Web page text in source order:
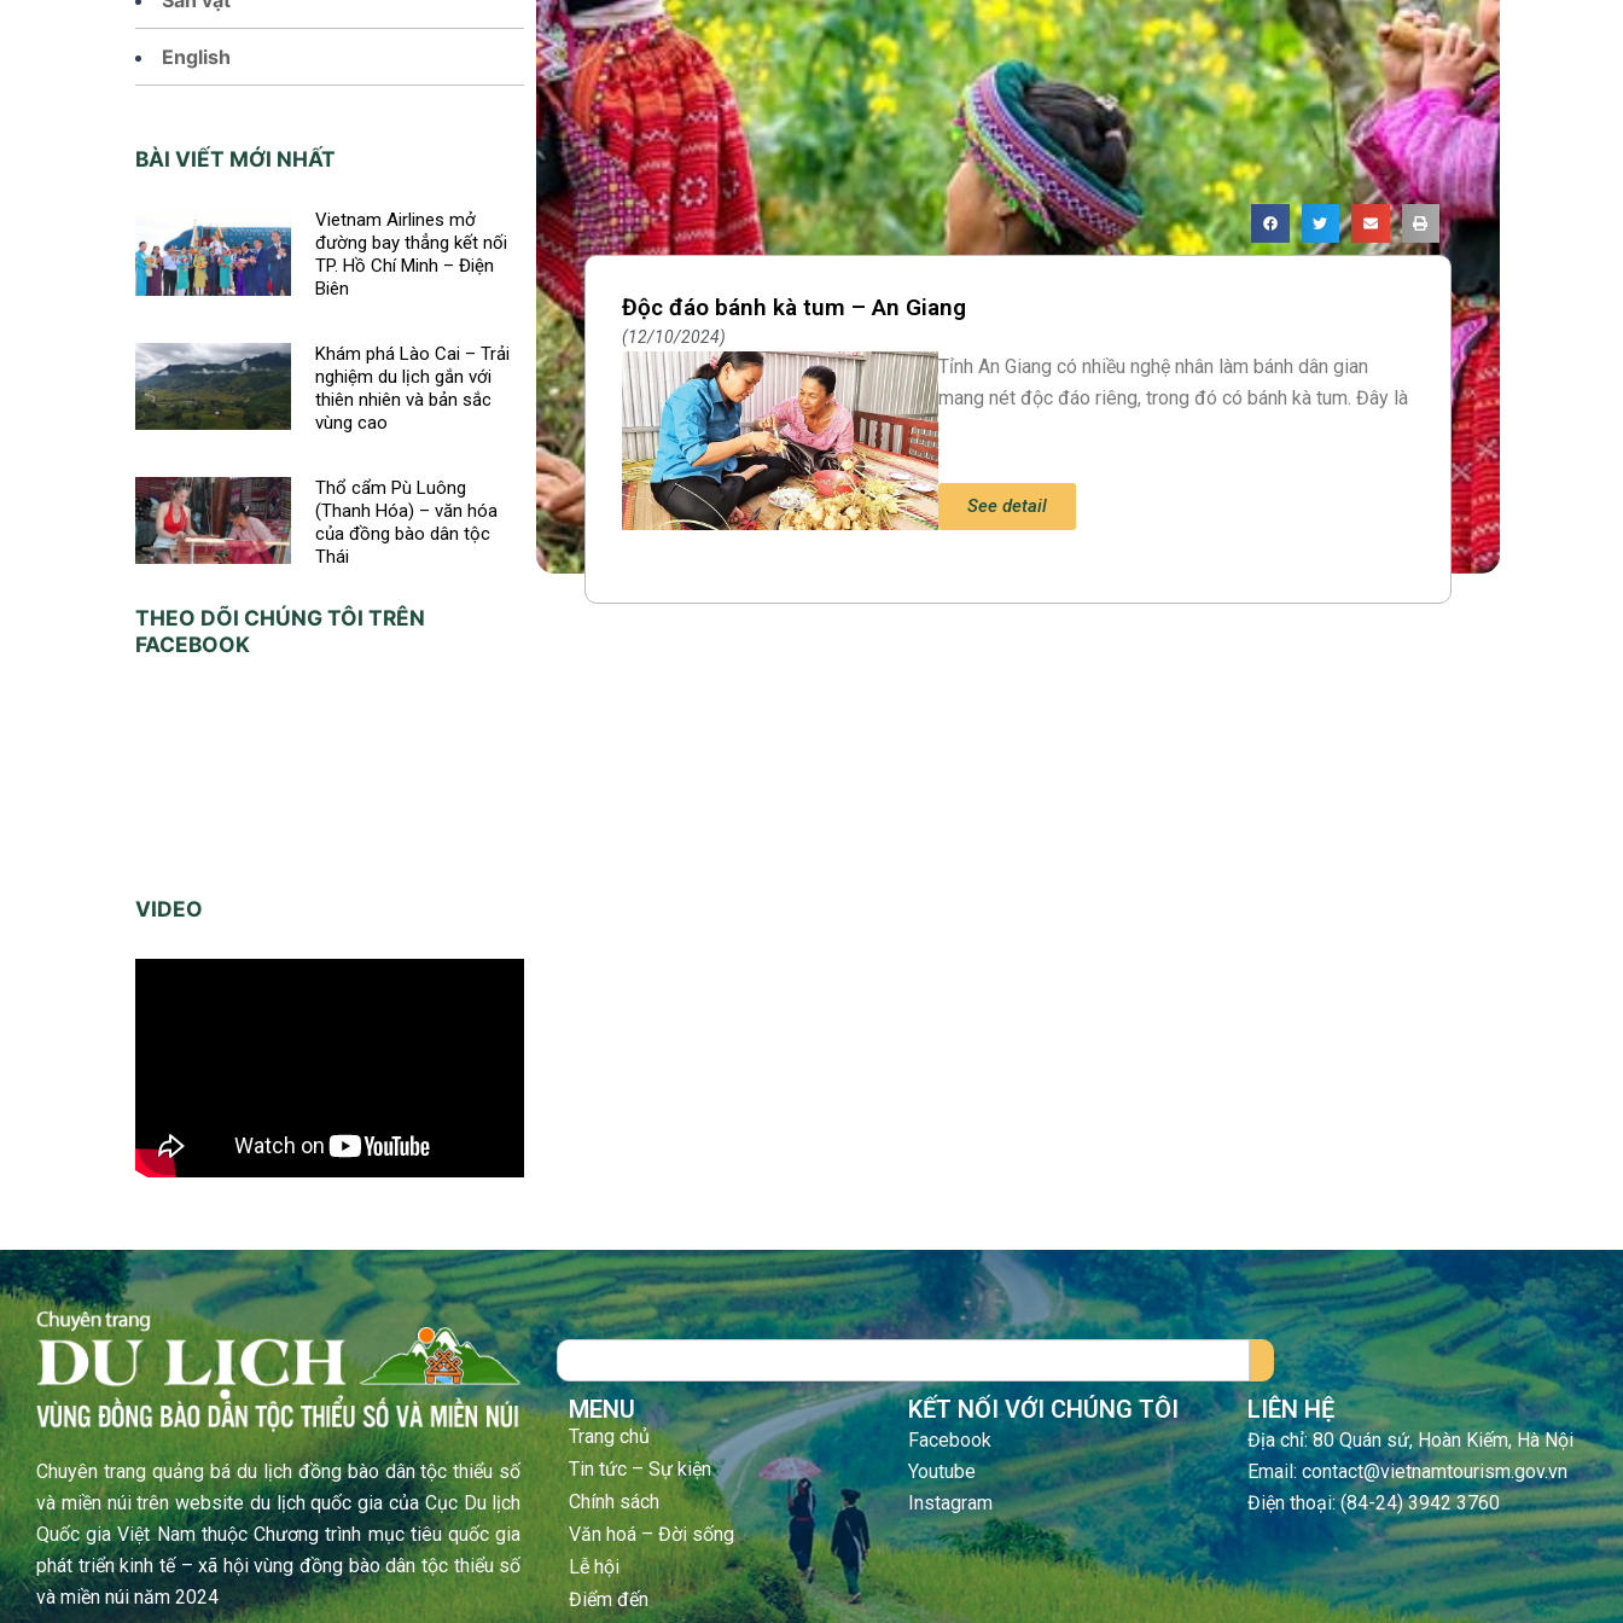
English
BÀI VIẾT MỚI NHẤT
Vietnam Airlines mở
đường bay thẳng kết nối
TP. Hồ Chí Minh – Điện
Biên
Khám phá Lào Cai – Trải
nghiệm du lịch gắn với
thiên nhiên và bản sắc
vùng cao
Thổ cẩm Pù Luông
(Thanh Hóa) – văn hóa
của đồng bào dân tộc
Thái
THEO DÕI CHÚNG TÔI TRÊN
FACEBOOK
VIDEO
Độc đáo bánh kà tum – An Giang
12/10/2024
Tỉnh An Giang có nhiều nghệ nhân làm bánh dân gian
mang nét độc đáo riêng, trong đó có bánh kà tum. Đây là
See detail
Chuyên trang quảng bá du lịch đồng bào dân tộc thiểu số
và miền núi trên website du lịch quốc gia của Cục Du lịch
Quốc gia Việt Nam thuộc Chương trình mục tiêu quốc gia
phát triển kinh tế – xã hội vùng đồng bào dân tộc thiểu số
và miền núi năm 2024
Search
MENU
Trang chủ
Tin tức – Sự kiện
Chính sách
Văn hoá – Đời sống
Lễ hội
Điểm đến
KẾT NỐI VỚI CHÚNG TÔI
Facebook
Youtube
Instagram
LIÊN HỆ
Địa chỉ: 80 Quán sứ, Hoàn Kiếm, Hà Nội
Email: contact@vietnamtourism.gov.vn
Điện thoại: (84-24) 3942 3760